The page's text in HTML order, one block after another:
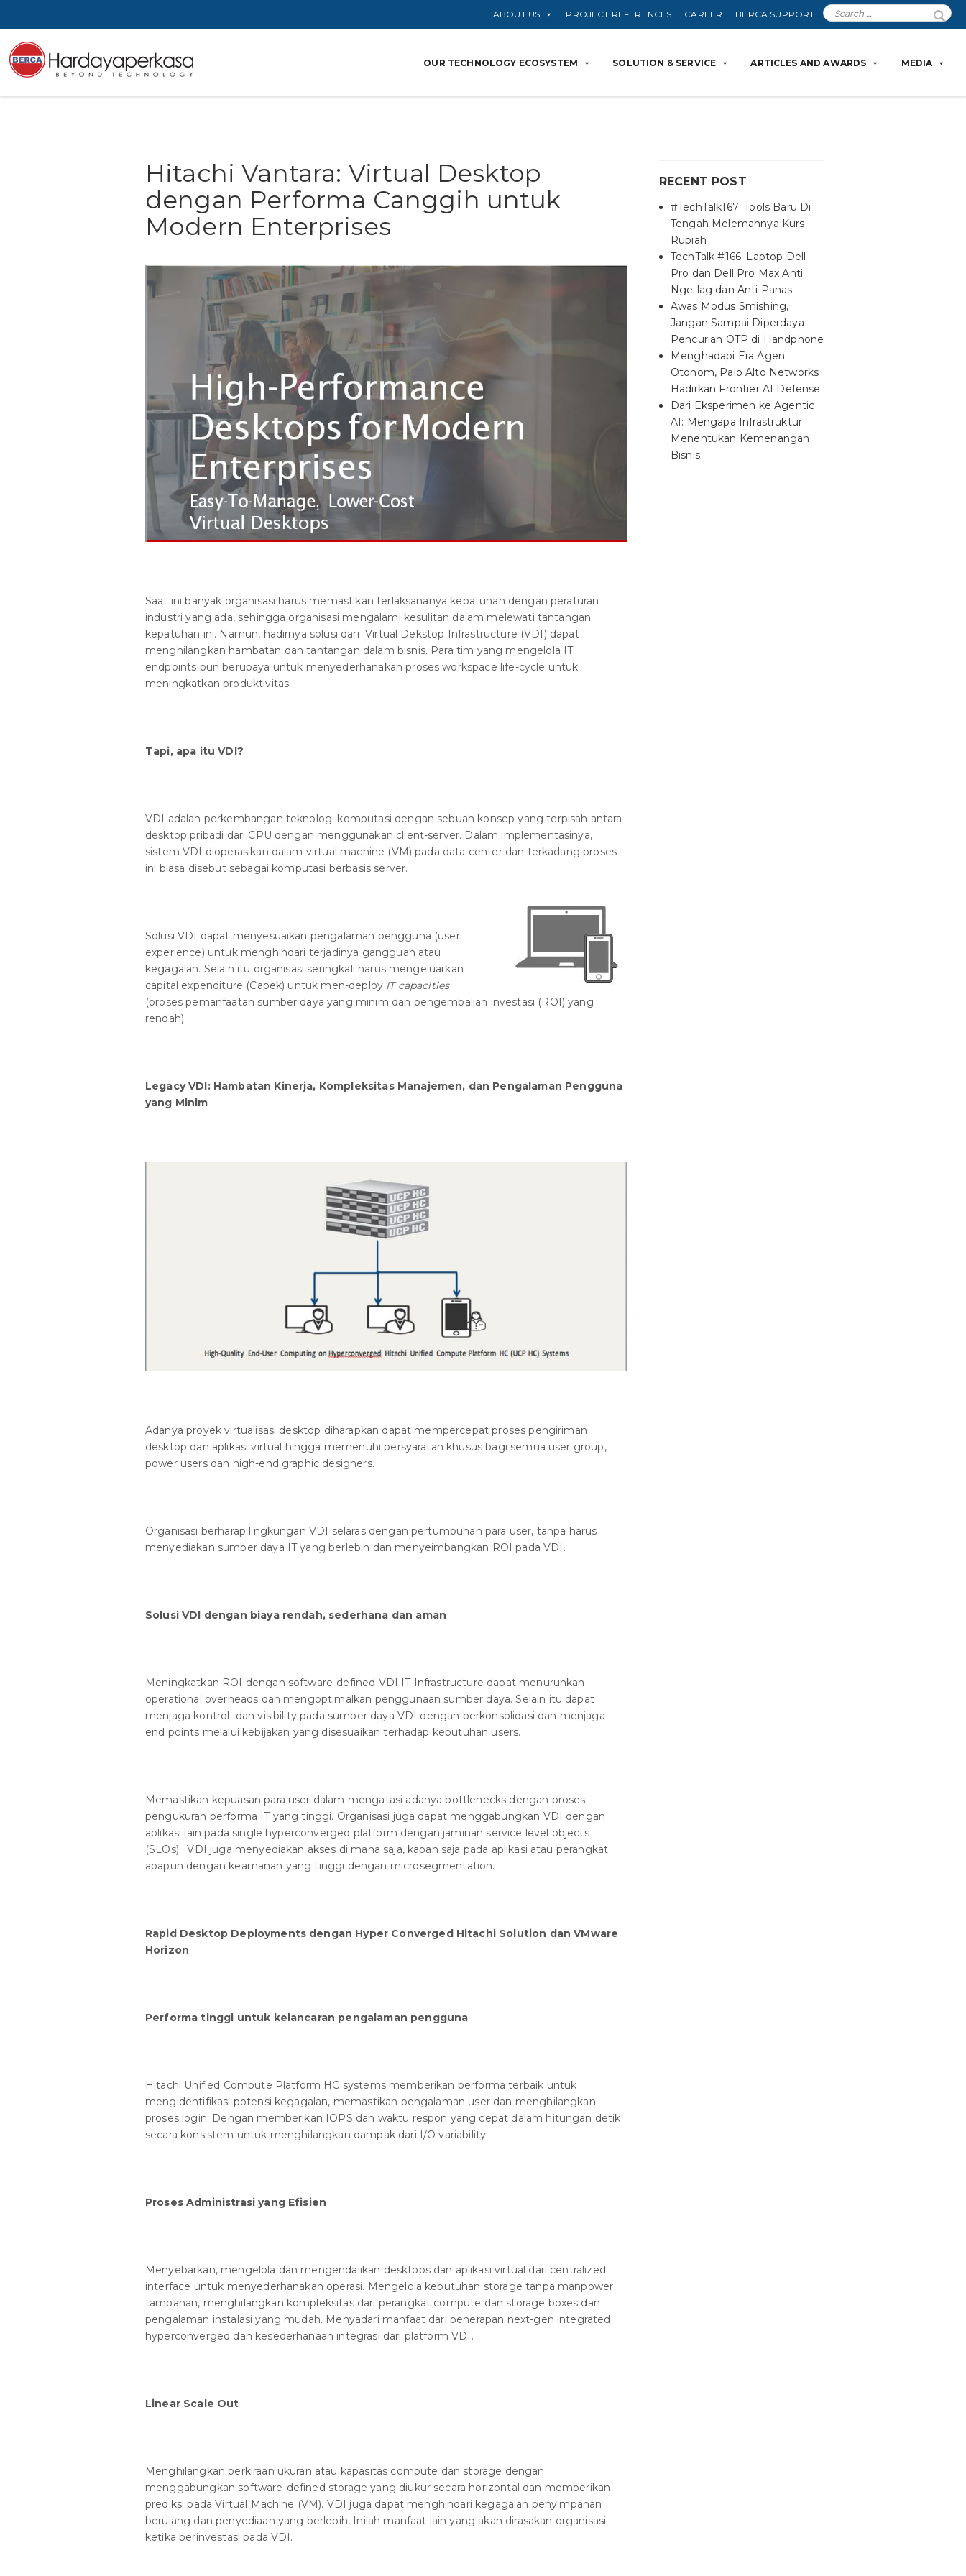
ABOUT US PROJECT REFERENCES CAREER BERCA SUPPORT
OUR TECHNOLOGY ECOSYSTEM SOLUTION & SERVICE ARTICLES AND AWARDS MEDIA
Hitachi Vantara: Virtual Desktop
dengan Performa Canggih untuk
Modern Enterprises
Saat ini banyak organisasi harus memastikan terlaksananya kepatuhan dengan peraturan
industri yang ada, sehingga organisasi mengalami kesulitan dalam melewati tantangan
kepatuhan ini. Namun, hadirnya solusi dari Virtual Dekstop Infrastructure (VDI) dapat
menghilangkan hambatan dan tantangan dalam bisnis. Para tim yang mengelola IT
endpoints pun berupaya untuk menyederhanakan proses workspace life-cycle untuk
meningkatkan produktivitas.
Tapi, apa itu VDI?
VDI adalah perkembangan teknologi komputasi dengan sebuah konsep yang terpisah antara
desktop pribadi dari CPU dengan menggunakan client-server. Dalam implementasinya,
sistem VDI dioperasikan dalam virtual machine (VM) pada data center dan terkadang proses
ini biasa disebut sebagai komputasi berbasis server.
Solusi VDI dapat menyesuaikan pengalaman pengguna (user
experience) untuk menghindari terjadinya gangguan atau
kegagalan. Selain itu organisasi seringkali harus mengeluarkan
capital expenditure (Capek) untuk men-deploy IT capacities
(proses pemanfaatan sumber daya yang minim dan pengembalian investasi (ROI) yang
rendah).
Legacy VDI: Hambatan Kinerja, Kompleksitas Manajemen, dan Pengalaman Pengguna
yang Minim
Adanya proyek virtualisasi desktop diharapkan dapat mempercepat proses pengiriman
desktop dan aplikasi virtual hingga memenuhi persyaratan khusus bagi semua user group,
power users dan high-end graphic designers.
Organisasi berharap lingkungan VDI selaras dengan pertumbuhan para user, tanpa harus
menyediakan sumber daya IT yang berlebih dan menyeimbangkan ROI pada VDI.
Solusi VDI dengan biaya rendah, sederhana dan aman
Meningkatkan ROI dengan software-defined VDI IT Infrastructure dapat menurunkan
operational overheads dan mengoptimalkan penggunaan sumber daya. Selain itu dapat
menjaga kontrol dan visibility pada sumber daya VDI dengan berkonsolidasi dan menjaga
end points melalui kebijakan yang disesuaikan terhadap kebutuhan users.
Memastikan kepuasan para user dalam mengatasi adanya bottlenecks dengan proses
pengukuran performa IT yang tinggi. Organisasi juga dapat menggabungkan VDI dengan
aplikasi lain pada single hyperconverged platform dengan jaminan service level objects
(SLOs). VDI juga menyediakan akses di mana saja, kapan saja pada aplikasi atau perangkat
apapun dengan keamanan yang tinggi dengan microsegmentation.
Rapid Desktop Deployments dengan Hyper Converged Hitachi Solution dan VMware
Horizon
Performa tinggi untuk kelancaran pengalaman pengguna
Hitachi Unified Compute Platform HC systems memberikan performa terbaik untuk
mengidentifikasi potensi kegagalan, memastikan pengalaman user dan menghilangkan
proses login. Dengan memberikan IOPS dan waktu respon yang cepat dalam hitungan detik
secara konsistem untuk menghilangkan dampak dari I/O variability.
Proses Administrasi yang Efisien
Menyebarkan, mengelola dan mengendalikan desktops dan aplikasi virtual dari centralized
interface untuk menyederhanakan operasi. Mengelola kebutuhan storage tanpa manpower
tambahan, menghilangkan kompleksitas dari perangkat compute dan storage boxes dan
pengalaman instalasi yang mudah. Menyadari manfaat dari penerapan next-gen integrated
hyperconverged dan kesederhanaan integrasi dari platform VDI.
Linear Scale Out
Menghilangkan perkiraan ukuran atau kapasitas compute dan storage dengan
menggabungkan software-defined storage yang diukur secara horizontal dan memberikan
prediksi pada Virtual Machine (VM). VDI juga dapat menghindari kegagalan penyimpanan
berulang dan penyediaan yang berlebih, Inilah manfaat lain yang akan dirasakan organisasi
ketika berinvestasi pada VDI.
RECENT POST
#TechTalk167: Tools Baru Di
Tengah Melemahnya Kurs
Rupiah
TechTalk #166: Laptop Dell
Pro dan Dell Pro Max Anti
Nge-lag dan Anti Panas
Awas Modus Smishing,
Jangan Sampai Diperdaya
Pencurian OTP di Handphone
Menghadapi Era Agen
Otonom, Palo Alto Networks
Hadirkan Frontier AI Defense
Dari Eksperimen ke Agentic
AI: Mengapa Infrastruktur
Menentukan Kemenangan
Bisnis